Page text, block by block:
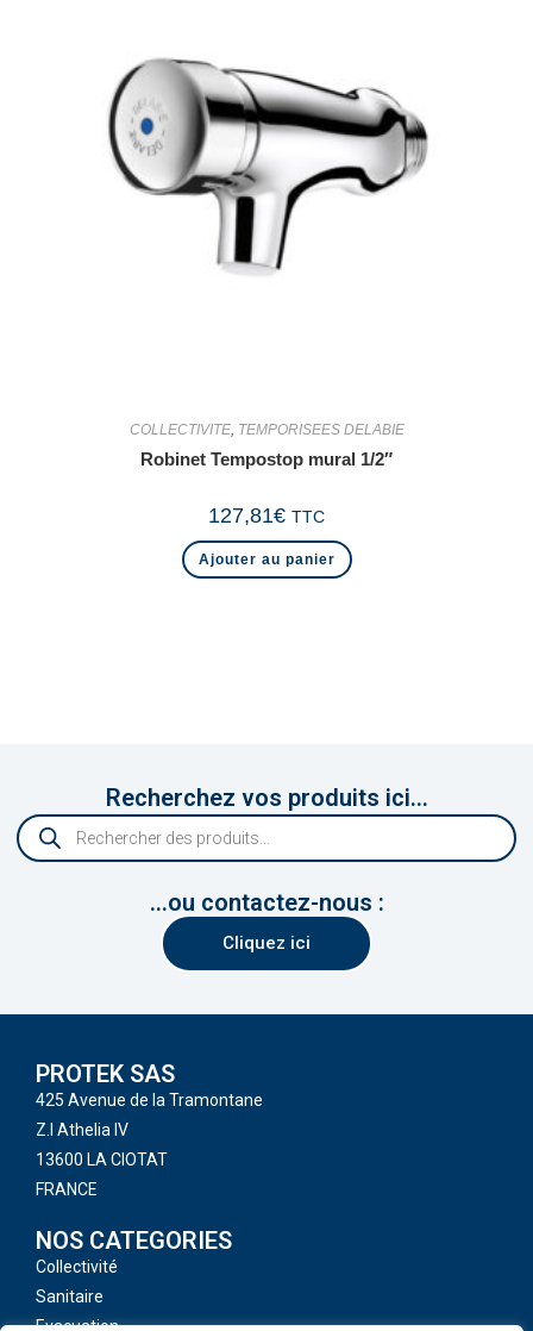
COLLECTIVITE, TEMPORISEES DELABIE
Robinet Tempostop mural 1/2″
127,81€ TTC
Ajouter au panier
Recherchez vos produits ici...
...ou contactez-nous :
Cliquez ici
PROTEK SAS
425 Avenue de la Tramontane
Z.I Athelia IV
13600 LA CIOTAT
FRANCE
NOS CATEGORIES
Collectivité
Sanitaire
Evacuation